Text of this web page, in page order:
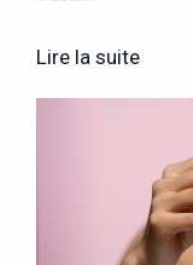
Lire la suite